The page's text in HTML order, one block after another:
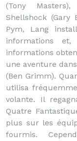
(Tony
Shellshock (Gary
Pym, Lang
informations
informations
une aventure
(Ben Grimm).
utilisa
volante. Il
Quatre
plus sur les
fourmis.